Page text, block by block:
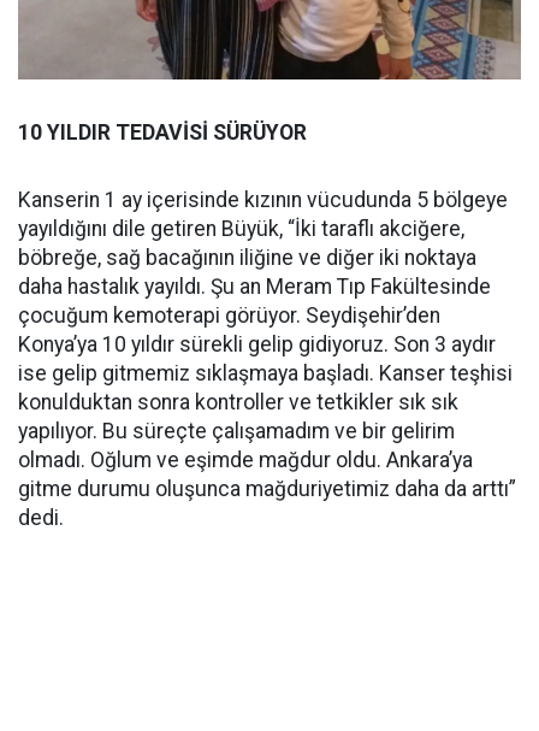
10 YILDIR TEDAVİSİ SÜRÜYOR
Kanserin 1 ay içerisinde kızının vücudunda 5 bölgeye
yayıldığını dile getiren Büyük, “İki taraflı akciğere,
böbreğe, sağ bacağının iliğine ve diğer iki noktaya
daha hastalık yayıldı. Şu an Meram Tıp Fakültesinde
çocuğum kemoterapi görüyor. Seydişehir’den
Konya’ya 10 yıldır sürekli gelip gidiyoruz. Son 3 aydır
ise gelip gitmemiz sıklaşmaya başladı. Kanser teşhisi
konulduktan sonra kontroller ve tetkikler sık sık
yapılıyor. Bu süreçte çalışamadım ve bir gelirim
olmadı. Oğlum ve eşimde mağdur oldu. Ankara’ya
gitme durumu oluşunca mağduriyetimiz daha da arttı”
dedi.